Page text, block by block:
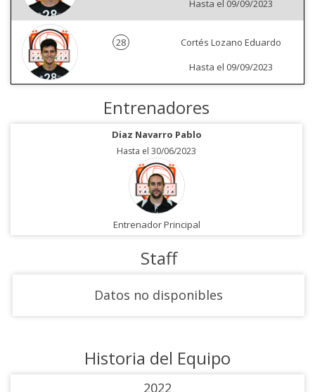
Hasta el 09/09/2023
28
Cortés Lozano Eduardo
Hasta el 09/09/2023
Entrenadores
Diaz Navarro Pablo
Hasta el 30/06/2023
Entrenador Principal
Staff
Datos no disponibles
Historia del Equipo
2022